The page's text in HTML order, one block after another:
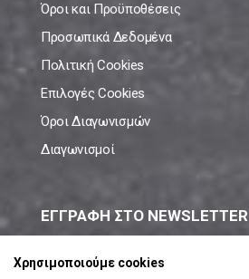
Όροι και Προϋποθέσεις
Προσωπικά Δεδομένα
Πολιτική Cookies
Επιλογές Cookies
Όροι Διαγωνισμών
Διαγωνισμοί
ΕΓΓΡΑΦΗ ΣΤΟ NEWSLETTER
Χρησιμοποιούμε cookies